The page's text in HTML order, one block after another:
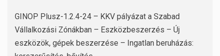
GINOP Plusz-1.2.4-24 – KKV pályázat a Szabad
Vállalkozási Zónákban – Eszközbeszerzés – Új
eszközök, gépek beszerzése – Ingatlan beruházás: